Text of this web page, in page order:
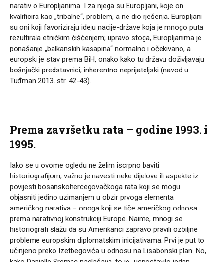
narativ o Europljanima. I za njega su Europljani, koje on
kvalificira kao „tribalne“, problem, a ne dio rješenja. Europljani
su oni koji favoriziraju ideju nacije-države koja je mnogo puta
rezultirala etničkim čišćenjem; upravo stoga, Europljanima je
ponašanje „balkanskih kasapina“ normalno i očekivano, a
europski je stav prema BiH, onako kako tu državu doživljavaju
bošnjački predstavnici, inherentno neprijateljski (navod u
Tuđman 2013, str. 42-43).
Prema završetku rata – godine 1993. i
1995.
Iako se u ovome ogledu ne želim iscrpno baviti
historiografijom, važno je navesti neke dijelove ili aspekte iz
povijesti bosanskohercegovačkoga rata koji se mogu
objasniti jedino uzimanjem u obzir prvoga elementa
američkog narativa – onoga koji se tiče američkog odnosa
prema narativnoj konstrukciji Europe. Naime, mnogi se
historiografi slažu da su Amerikanci zapravo pravili ozbiljne
probleme europskim diplomatskim inicijativama. Prvi je put to
učinjeno preko Izetbegovića u odnosu na Lisabonski plan. No,